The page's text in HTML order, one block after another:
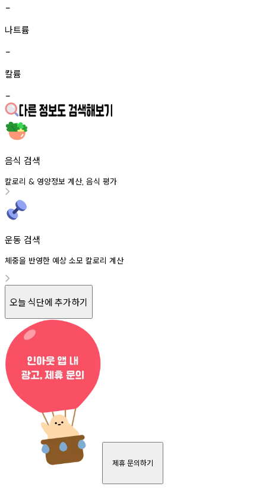
-
나트륨
-
칼륨
-
음식 검색
칼로리 & 영양정보 계산, 음식 평가
운동 검색
체중을 반영한 예상 소모 칼로리 계산
오늘 식단에 추가하기
제휴 문의하기